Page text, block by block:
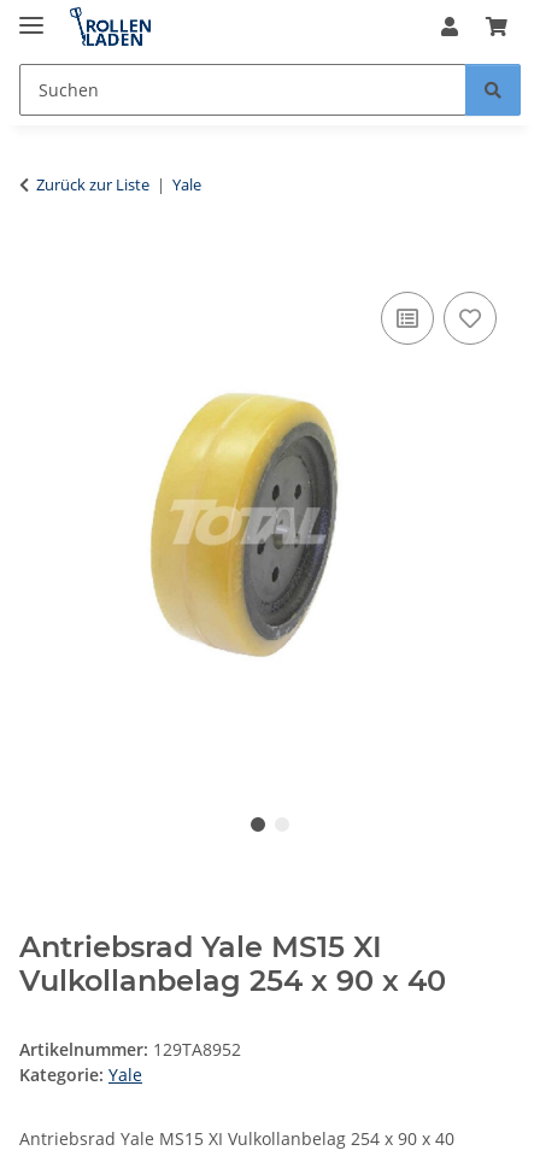
Zurück zur Liste Yale
Antriebsrad Yale MS15 XI
Vulkollanbelag 254 x 90 x 40
Artikelnummer: 129TA8952
Kategorie: Yale
Antriebsrad Yale MS15 XI Vulkollanbelag 254 x 90 x 40